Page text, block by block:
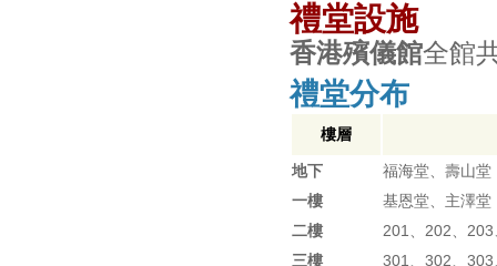
禮堂設施
香港殯儀館全館
禮堂分布
樓層
地下
福海堂、壽山堂
一樓
基恩堂、主澤堂
二樓
201、202、
三樓
301、302、